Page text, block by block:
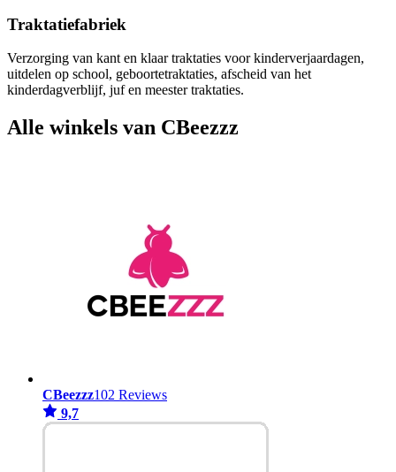
Traktatiefabriek
Verzorging van kant en klaar traktaties voor kinderverjaardagen,
uitdelen op school, geboortetraktaties, afscheid van het
kinderdagverblijf, juf en meester traktaties.
Alle winkels van CBeezzz
CBeezzz102 Reviews
9,7